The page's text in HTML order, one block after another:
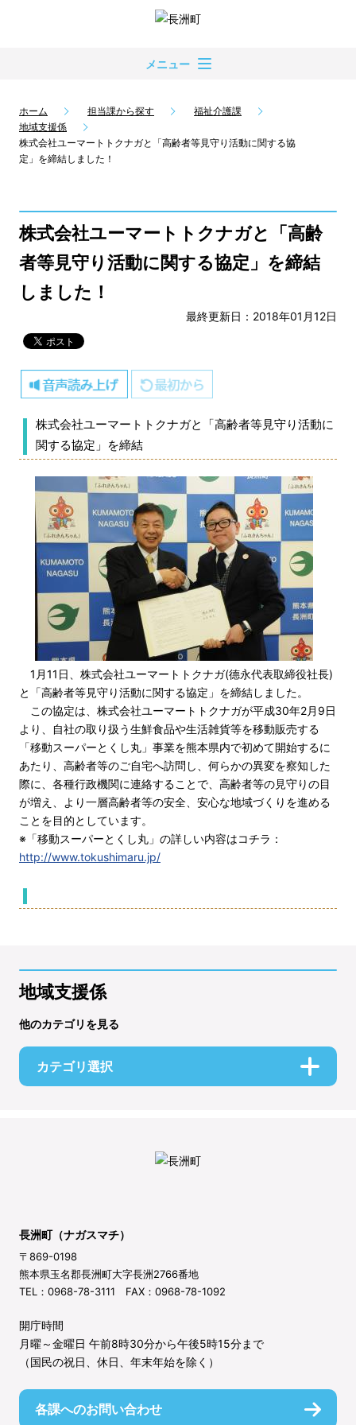
メニュー
ホーム 担当課から探す
福祉介護課
地域支援係
株式会社ユーマートトクナガと「高齢者等見守り活動に関する協
定」を締結しました！
株式会社ユーマートトクナガと「高齢
者等見守り活動に関する協定」を締結
しました！
最終更新日：2018年01月12日
株式会社ユーマートトクナガと「高齢者等見守り活動に
関する協定」を締結
1月11日、株式会社ユーマートトクナガ(德永代表取締役社長)
と「高齢者等見守り活動に関する協定」を締結しました。
この協定は、株式会社ユーマートトクナガが平成30年2月9日
より、自社の取り扱う生鮮食品や生活雑貨等を移動販売する
「移動スーパーとくし丸」事業を熊本県内で初めて開始するに
あたり、高齢者等のご自宅へ訪問し、何らかの異変を察知した
際に、各種行政機関に連絡することで、高齢者等の見守りの目
が増え、より一層高齢者等の安全、安心な地域づくりを進める
ことを目的としています。
※「移動スーパーとくし丸」の詳しい内容はコチラ：
http://www.tokushimaru.jp/
地域支援係
他のカテゴリを見る
カテゴリ選択
長洲町（ナガスマチ）
〒869-0198
熊本県玉名郡長洲町大字長洲2766番地
TEL：0968-78-3111 FAX：0968-78-1092
開庁時間
月曜～金曜日 午前8時30分から午後5時15分まで
（国民の祝日、休日、年末年始を除く）
各課へのお問い合わせ